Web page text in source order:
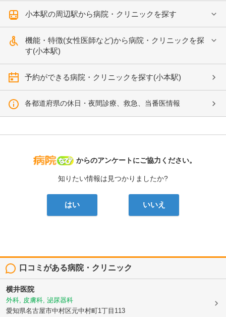
小本駅の周辺駅から病院・クリニックを探す
機能・特徴(女性医師など)から病院・クリニックを探
す(小本駅)
予約ができる病院・クリニックを探す(小本駅)
各都道府県の休日・夜間診療、救急、当番医情報
病院なび
からのアンケートにご協力ください。
知りたい情報は見つかりましたか?
はい いいえ
口コミがある病院・クリニック
横井医院
外科, 皮膚科, 泌尿器科
愛知県名古屋市中村区元中村町1丁目113